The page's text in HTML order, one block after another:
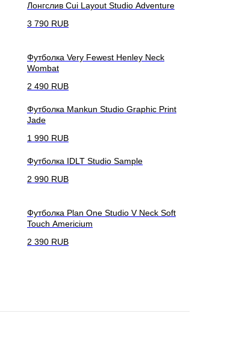
Лонгслив Cui Layout Studio Adventure
3 790 RUB
Футболка Very Fewest Henley Neck
Wombat
2 490 RUB
Футболка Mankun Studio Graphic Print
Jade
1 990 RUB
Футболка IDLT Studio Sample
2 990 RUB
Футболка Plan One Studio V Neck Soft
Touch Americium
2 390 RUB